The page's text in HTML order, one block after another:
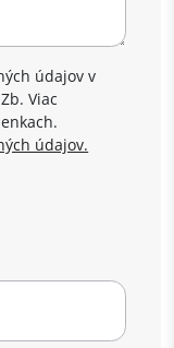
údajov v
Viac
údajov.